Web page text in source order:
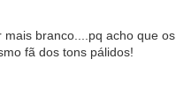
mais branco....pq acho que
fã dos tons pálidos!